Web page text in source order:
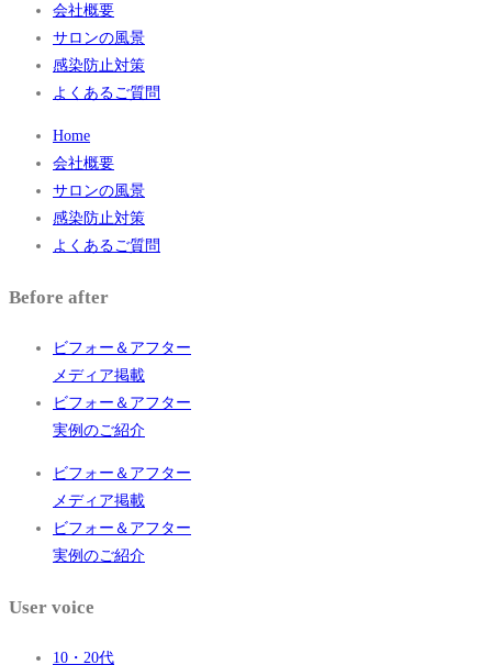
会社概要
サロンの風景
感染防止対策
よくあるご質問
Home
会社概要
サロンの風景
感染防止対策
よくあるご質問
Before after
ビフォー＆アフター
メディア掲載
ビフォー＆アフター
実例のご紹介
ビフォー＆アフター
メディア掲載
ビフォー＆アフター
実例のご紹介
User voice
10・20代